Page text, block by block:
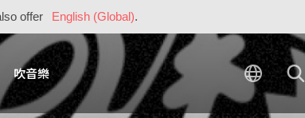
offer English (Global).
吹音樂